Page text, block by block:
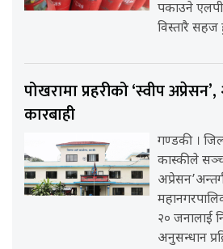
पकाउने एलपी
विस्तारै
पोखरामा प्रहरीको ‘स्वीप
कारबाही
गण्डकी ।
कास्कीले
२० जनालाई
अनुसन्धान